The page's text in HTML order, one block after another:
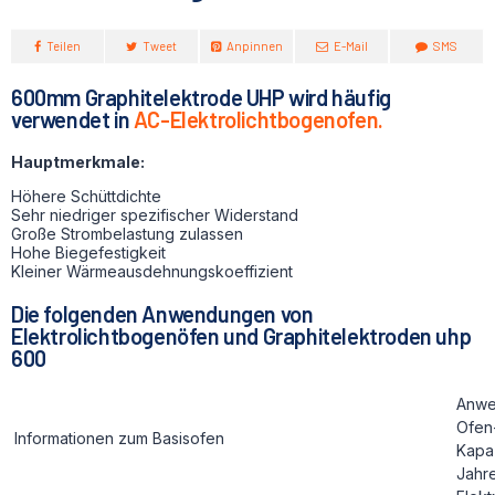
Teilen Tweet Anpinnen E-Mail SMS
600mm Graphitelektrode UHP wird häufig
verwendet in AC-Elektrolichtbogenofen.
Hauptmerkmale:
Höhere Schüttdichte
Sehr niedriger spezifischer Widerstand
Große Strombelastung zulassen
Hohe Biegefestigkeit
Kleiner Wärmeausdehnungskoeffizient
Die folgenden Anwendungen von
Elektrolichtbogenöfen und Graphitelektroden uhp
600
Informationen zum Basisofen